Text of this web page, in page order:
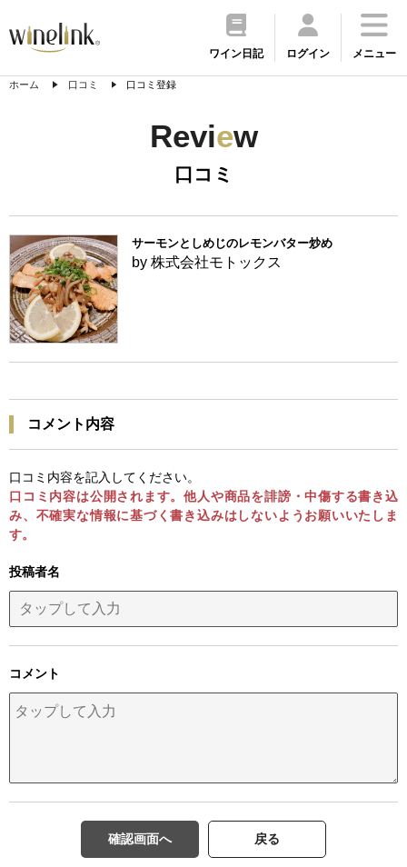
ワイン日記 ログイン メニュー
ホーム 口コミ 口コミ登録
Review
口コミ
サーモンとしめじのレモンバター炒め
by 株式会社モトックス
コメント内容
口コミ内容を記入してください。
口コミ内容は公開されます。他人や商品を誹謗・中傷する書き込
み、不確実な情報に基づく書き込みはしないようお願いいたしま
す。
投稿者名
コメント
確認画面へ 戻る